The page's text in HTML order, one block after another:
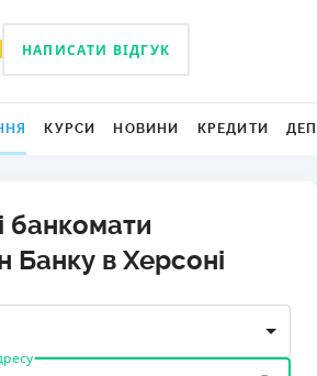
НАПИСАТИ ВІДГУК
КУРСИ НОВИНИ КРЕДИТИ
банкомати
Банку в Херсоні